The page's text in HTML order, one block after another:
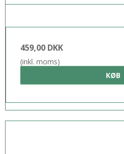
459,00 DKK
(inkl. moms)
KØB